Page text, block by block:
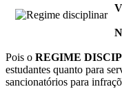
Pois o REGIME
estudantes quanto para
sancionatórios para